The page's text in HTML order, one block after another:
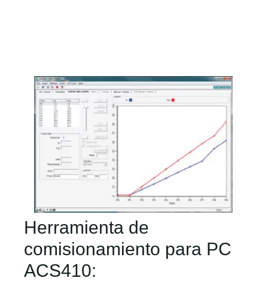
Herramienta de
comisionamiento para PC
ACS410: